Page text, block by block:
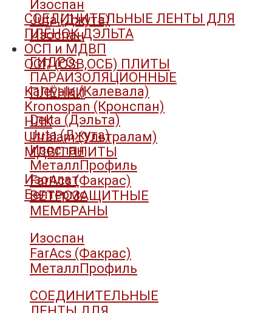
Изоспан
Juta (Джута)
Изоспан
ГИДРО-
ПАРАИЗОЛЯЦИОННЫЕ
ПЛЁНКИ
Delta (Дэльта)
Juta (Джута)
Изоспан
МеталлПрофиль
FarAcs (Факрас)
ВЕТРОЗАЩИТНЫЕ
МЕМБРАНЫ
Изоспан
FarAcs (Факрас)
МеталлПрофиль
СОЕДИНИТЕЛЬНЫЕ
СОЕДИНИТЕЛЬНЫЕ ЛЕНТЫ ДЛЯ
ПЛЁНОК ДЭЛЬТА
ОСП и МДВП
ОСП (OSB,ОСБ) ПЛИТЫ
Kalevala (Калевала)
Kronospan (Кронспан)
НЛК
Ultralam (Ультралам)
МДВП ПЛИТЫ
Изоплат
Белтермо